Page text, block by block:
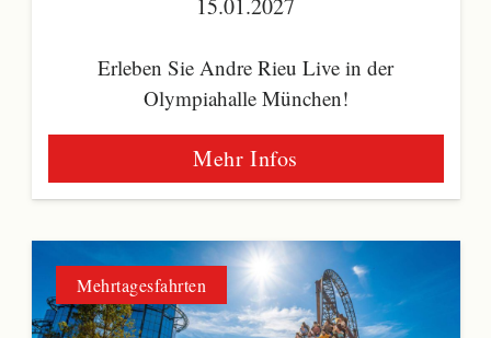
Erleben Sie Andre Rieu Live in der
Olympiahalle München!
Mehr Infos
Mehrtagesfahrten